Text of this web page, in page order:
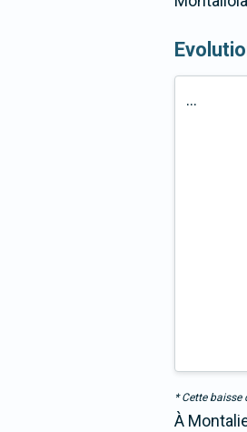
...
* Cette baisse
À